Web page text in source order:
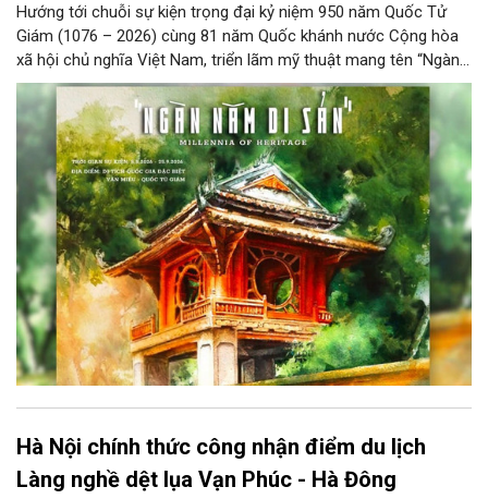
Hướng tới chuỗi sự kiện trọng đại kỷ niệm 950 năm Quốc Tử
Giám (1076 – 2026) cùng 81 năm Quốc khánh nước Cộng hòa
xã hội chủ nghĩa Việt Nam, triển lãm mỹ thuật mang tên “Ngàn
năm di sản” sẽ chính thức khai mạc vào ngày 8/8 tại Nhà Thái
Học, Di tích Quốc gia đặc biệt Văn Miếu – Quốc Tử Giám. Sự
kiện kéo dài đến ngày 25/9/2026 hứa hẹn trở thành điểm đến
văn hóa đầy sức hút, góp phần làm phong phú đời sống nghệ
thuật của Thủ đô trong mùa thu này.
Hà Nội chính thức công nhận điểm du lịch
Làng nghề dệt lụa Vạn Phúc - Hà Đông